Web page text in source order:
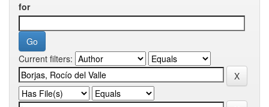
for
Current filters: